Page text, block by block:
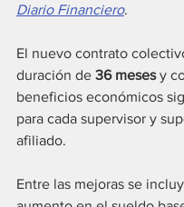
Diario Financiero.
El nuevo contrato
duración de 36 meses y
beneficios económicos
para cada supervisor y
afiliado.
Entre las mejoras se